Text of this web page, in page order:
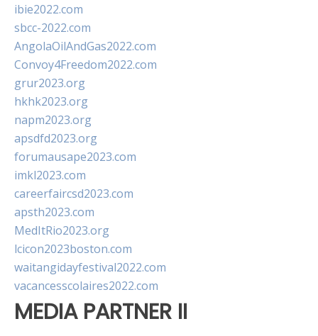
ibie2022.com
sbcc-2022.com
AngolaOilAndGas2022.com
Convoy4Freedom2022.com
grur2023.org
hkhk2023.org
napm2023.org
apsdfd2023.org
forumausape2023.com
imkl2023.com
careerfaircsd2023.com
apsth2023.com
MedItRio2023.org
lcicon2023boston.com
waitangidayfestival2022.com
vacancesscolaires2022.com
MEDIA PARTNER II